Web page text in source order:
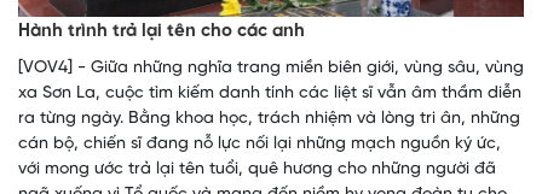
Hành trình trả lại tên cho các anh
[VOV4] - Giữa những nghĩa trang miền biên giới, vùng sâu, vùng
xa Sơn La, cuộc tìm kiếm danh tính các liệt sĩ vẫn âm thầm diễn
ra từng ngày. Bằng khoa học, trách nhiệm và lòng tri ân, những
cán bộ, chiến sĩ đang nỗ lực nối lại những mạch nguồn ký ức,
với mong ước trả lại tên tuổi, quê hương cho những người đã